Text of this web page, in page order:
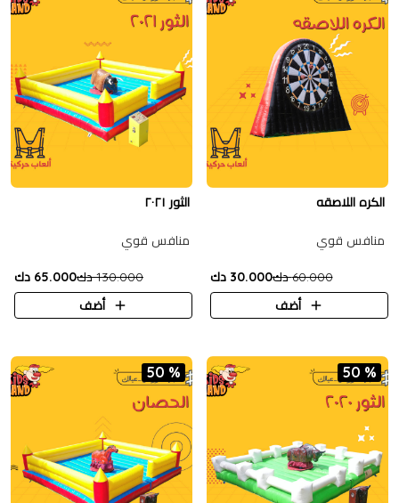
الكره اللاصقه
منافس قوي
60.000 دك
30.000 دك
أضف
الثور ٢٠٢١
منافس قوي
130.000 دك
65.000 دك
أضف
50 %
50 %